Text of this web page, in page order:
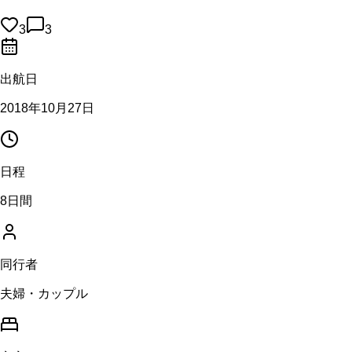
3 3
出航日
2018年10月27日
日程
8日間
同行者
夫婦・カップル